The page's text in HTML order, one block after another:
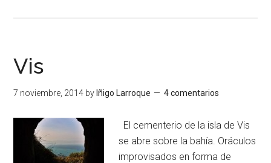
Vis
7 noviembre, 2014 by Iñigo Larroque 4 comentarios
El cementerio de la isla de Vis
se abre sobre la bahía. Oráculos
improvisados en forma de